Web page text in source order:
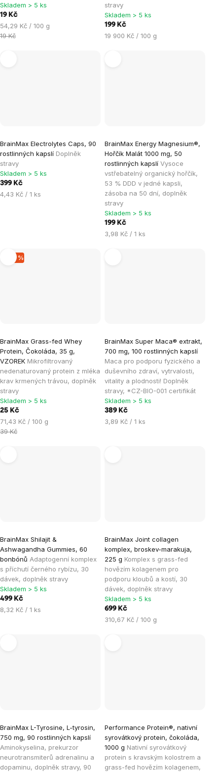
Skladem > 5 ks
19 Kč
Měrná
cena:
54,29 Kč / 100 g
19 Kč
stravy
Skladem > 5 ks
199 Kč
Měrná
19 900 Kč / 100 g
BrainMax Electrolytes Caps, 90
rostlinných kapslí Doplněk
stravy
Skladem > 5 ks
399 Kč
Měrná
4,43 Kč / 1 ks
BrainMax Energy Magnesium®,
Hořčík Malát 1000 mg, 50
rostlinných kapslí Vysoce
vstřebatelný organický hořčík,
53 % DDD v jedné kapsli,
zásoba na 50 dní, doplněk
stravy
Skladem > 5 ks
199 Kč
Měrná
3,98 Kč / 1 ks
–35 %
BrainMax Grass-fed Whey
Protein, Čokoláda, 35 g,
VZOREK Mikrofiltrovaný
nedenaturovaný protein z mléka
krav krmených trávou, doplněk
stravy
Skladem > 5 ks
25 Kč
Měrná
cena:
71,43 Kč / 100 g
39 Kč
BrainMax Super Maca® extrakt,
700 mg, 100 rostlinných kapslí
Maca pro podporu fyzického a
duševního zdraví, vytrvalosti,
vitality a plodnosti! Doplněk
stravy, *CZ-BIO-001 certifikát
Skladem > 5 ks
389 Kč
Měrná
3,89 Kč / 1 ks
BrainMax Shilajit &
Ashwagandha Gummies, 60
bonbónů Adaptogenní komplex
s příchutí černého rybízu, 30
dávek, doplněk stravy
Skladem > 5 ks
499 Kč
Měrná
8,32 Kč / 1 ks
BrainMax Joint collagen
komplex, broskev-marakuja,
225 g Komplex s grass-fed
hovězím kolagenem pro
podporu kloubů a kostí, 30
dávek, doplněk stravy
Skladem > 5 ks
699 Kč
Měrná
310,67 Kč / 100 g
BrainMax L-Tyrosine, L-tyrosin,
750 mg, 90 rostlinných kapslí
Aminokyselina, prekurzor
neurotransmiterů adrenalinu a
dopaminu, doplněk stravy, 90
Performance Protein®, nativní
syrovátkový protein, čokoláda,
1000 g Nativní syrovátkový
protein s kravským kolostrem a
grass-fed hovězím kolagenem,